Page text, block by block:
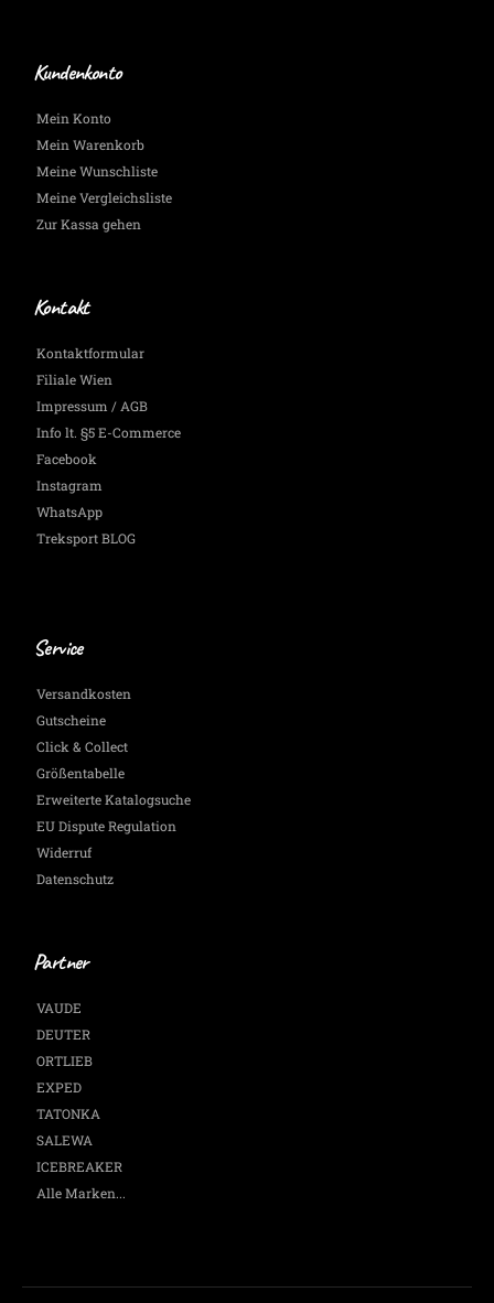
Laufenden.
Kundenkonto
Mein Konto
Mein Warenkorb
Meine Wunschliste
Meine Vergleichsliste
Zur Kassa gehen
Kontakt
Kontaktformular
Filiale Wien
Impressum / AGB
Info lt. §5 E-Commerce
Facebook
Instagram
WhatsApp
Treksport BLOG
Service
Versandkosten
Gutscheine
Click & Collect
Größentabelle
Erweiterte Katalogsuche
EU Dispute Regulation
Widerruf
Datenschutz
Partner
VAUDE
DEUTER
ORTLIEB
EXPED
TATONKA
SALEWA
ICEBREAKER
Alle Marken...